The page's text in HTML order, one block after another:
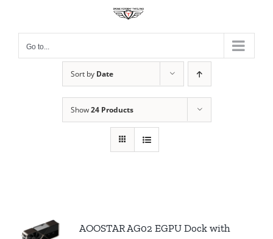
contentGo to...
Sort by Date
Show24 Products
AOOSTAR AG02 EGPU Dock with